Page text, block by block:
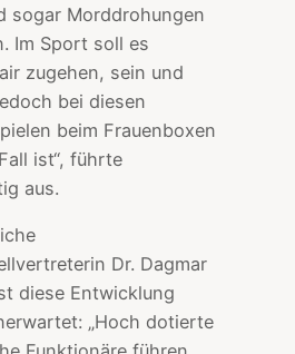
sogar Morddrohungen
Im Sport soll es
zugehen, sein und
bei diesen
beim Frauenboxen
ist“, führte
aus.
Dr. Dagmar
diese Entwicklung
„Hoch dotierte